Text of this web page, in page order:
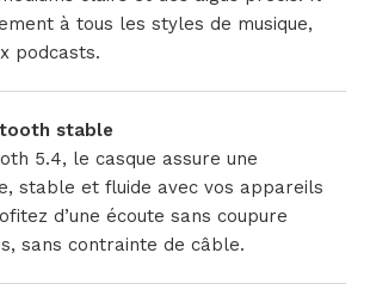
à tous les styles de musique,
podcasts.
stable
5.4, le casque assure une
stable et fluide avec vos appareils
d’une écoute sans coupure
sans contrainte de câble.